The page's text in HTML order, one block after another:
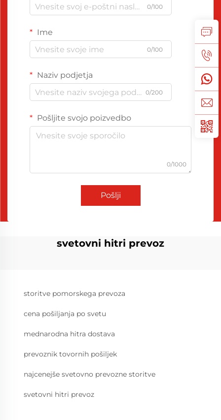
0/100
Ime
0/100
Naziv podjetja
0/200
Pošljite svojo poizvedbo
0/1000
Pošlji
svetovni hitri prevoz
storitve pomorskega prevoza
cena pošiljanja po svetu
mednarodna hitra dostava
prevoznik tovornih pošiljek
najcenejše svetovno prevozne storitve
svetovni hitri prevoz